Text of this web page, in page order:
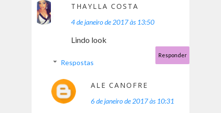
THAYLLA COSTA
4 de janeiro de 2017 às 13:50
Lindo look
Responder
Respostas
ALE CANOFRE
6 de janeiro de 2017 às 10:31